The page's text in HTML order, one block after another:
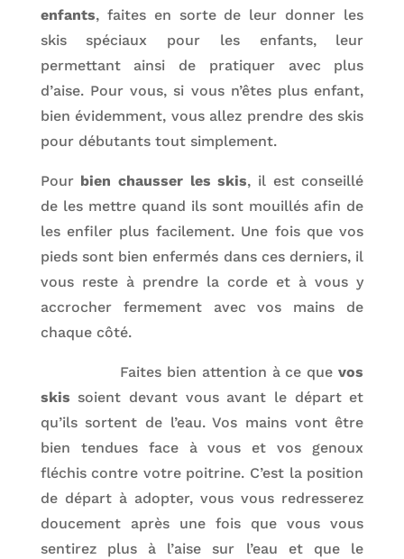
enfants, faites en sorte de leur donner les
skis spéciaux pour les enfants, leur
permettant ainsi de pratiquer avec plus
d’aise. Pour vous, si vous n’êtes plus enfant,
bien évidemment, vous allez prendre des skis
pour débutants tout simplement.
Pour bien chausser les skis, il est conseillé
de les mettre quand ils sont mouillés afin de
les enfiler plus facilement. Une fois que vos
pieds sont bien enfermés dans ces derniers, il
vous reste à prendre la corde et à vous y
accrocher fermement avec vos mains de
chaque côté.
Faites bien attention à ce quevos
skis soient devant vous avant le départ et
qu’ils sortent de l’eau. Vos mains vont être
bien tendues face à vous et vos genoux
fléchis contre votre poitrine. C’est la position
de départ à adopter, vous vous redresserez
doucement après une fois que vous vous
sentirez plus à l’aise sur l’eau et que le